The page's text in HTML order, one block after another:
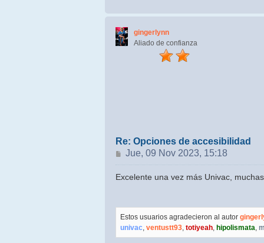
gingerlynn
Aliado de confianza
Re: Opciones de accesibilidad
Mensaje
Jue, 09 Nov 2023, 15:18
Excelente una vez más Univac,
Estos usuarios agradecieron al autor
univac, ventustt93, totiyeah, hipolismata,